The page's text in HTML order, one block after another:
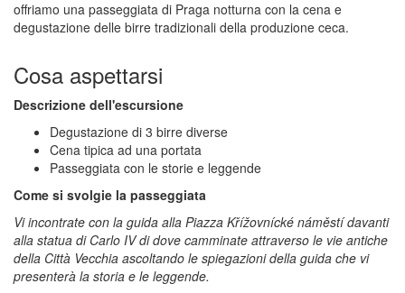
offriamo una passeggiata di Praga notturna con la cena e
degustazione delle birre tradizionali della produzione ceca.
Cosa aspettarsi
Descrizione dell'escursione
Degustazione di 3 birre diverse
Cena tipica ad una portata
Passeggiata con le storie e leggende
Come si svolgie la passeggiata
Vi incontrate con la guida alla Piazza Křížovnícké náměstí davanti
alla statua di Carlo IV di dove camminate attraverso le vie antiche
della Città Vecchia ascoltando le spiegazioni della guida che vi
presenterà la storia e le leggende.